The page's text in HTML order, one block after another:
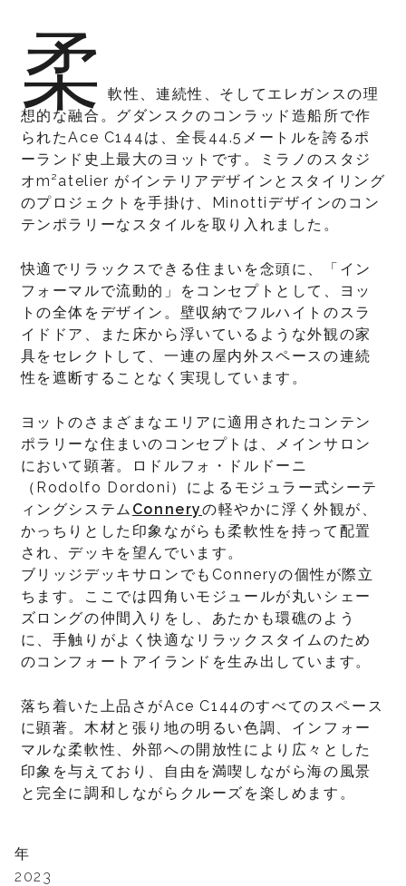
柔
軟性、連続性、そしてエレガンスの理
想的な融合。グダンスクのコンラッド造船所で作
られたAce C144は、全長44.5メートルを誇るポ
ーランド史上最大のヨットです。ミラノのスタジ
オm²atelier がインテリアデザインとスタイリング
のプロジェクトを手掛け、Minottiデザインのコン
テンポラリーなスタイルを取り入れました。
快適でリラックスできる住まいを念頭に、「イン
フォーマルで流動的」をコンセプトとして、ヨッ
トの全体をデザイン。壁収納でフルハイトのスラ
イドドア、また床から浮いているような外観の家
具をセレクトして、一連の屋内外スペースの連続
性を遮断することなく実現しています。
ヨットのさまざまなエリアに適用されたコンテン
ポラリーな住まいのコンセプトは、メインサロン
において顕著。ロドルフォ・ドルドーニ
（Rodolfo Dordoni）によるモジュラー式シーテ
ィングシステム Conneryの軽やかに浮く外観が、
かっちりとした印象ながらも柔軟性を持って配置
され、デッキを望んでいます。
ブリッジデッキサロンでもConneryの個性が際立
ちます。ここでは四角いモジュールが丸いシェー
ズロングの仲間入りをし、あたかも環礁のよう
に、手触りがよく快適なリラックスタイムのため
のコンフォートアイランドを生み出しています。
落ち着いた上品さがAce C144のすべてのスペース
に顕著。木材と張り地の明るい色調、インフォー
マルな柔軟性、外部への開放性により広々とした
印象を与えており、自由を満喫しながら海の風景
と完全に調和しながらクルーズを楽しめます。
年
2023